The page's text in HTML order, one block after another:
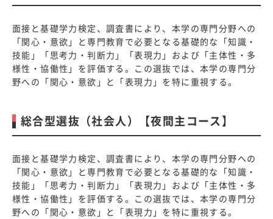
面接と基礎学力検定、調査書により、本学の専門分野への
「関心・意欲」と専門教育で必要となる基礎的な「知識・
技能」「思考力・判断力」「表現力」および「主体性・多
様性・協働性」を評価する。この選抜では、本学の専門分
野への「関心・意欲」と「表現力」を特に重視する。
総合型選抜（社会人）【夜間主コース】
面接と基礎学力検定、調査書により、本学の専門分野への
「関心・意欲」と専門教育で必要となる基礎的な「知識・
技能」「思考力・判断力」「表現力」および「主体性・多
様性・協働性」を評価する。この選抜では、本学の専門分
野への「関心・意欲」と「表現力」を特に重視する。